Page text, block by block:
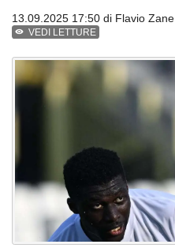
13.09.2025 17:50 di Flavio Zane
VEDI LETTURE